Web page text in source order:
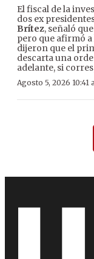
El fiscal de la
dos ex
Brítez, señaló
pero que afirmó
dijeron que el
descarta una
adelante, si
Agosto 5, 2026 10:41